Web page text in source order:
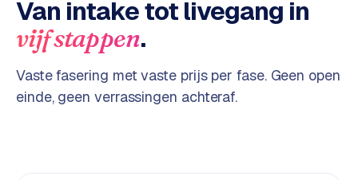
w
e
b
i
t
KOPPELINGEN
Van intake tot livegang in
vijf stappen.
Vaste fasering met vaste prijs per fase. Geen open
einde, geen verrassingen achteraf.